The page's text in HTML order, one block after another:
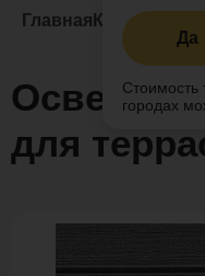
Да
Стоимость
городах
Главная Каталог
для